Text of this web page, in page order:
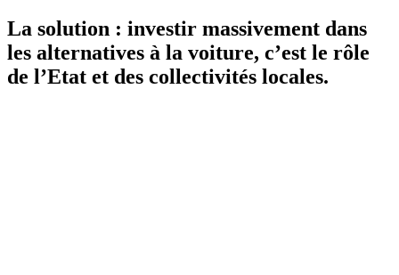
La solution : investir massivement dans
les alternatives à la voiture, c’est le rôle
de l’Etat et des collectivités locales.